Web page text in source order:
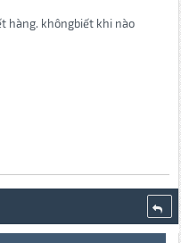
hàng. khôngbiết khi nào